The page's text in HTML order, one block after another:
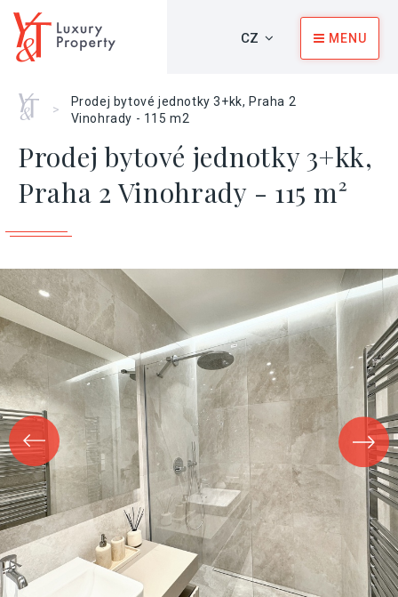
CZ MENU
Home
>
Prodej bytové jednotky 3+kk, Praha 2
Vinohrady - 115 m2
Prodej bytové jednotky 3+kk,
Praha 2 Vinohrady - 115 m²